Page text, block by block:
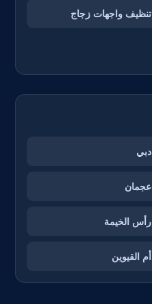
تنظيف واجهات زجاج
دبي
عجمان
رأس الخيمة
أم القيوين